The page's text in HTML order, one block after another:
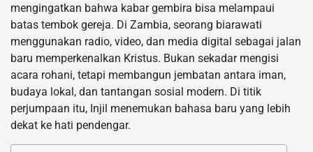
mengingatkan bahwa kabar gembira bisa melampaui
batas tembok gereja. Di Zambia, seorang biarawati
menggunakan radio, video, dan media digital sebagai jalan
baru memperkenalkan Kristus. Bukan sekadar mengisi
acara rohani, tetapi membangun jembatan antara iman,
budaya lokal, dan tantangan sosial modern. Di titik
perjumpaan itu, Injil menemukan bahasa baru yang lebih
dekat ke hati pendengar.